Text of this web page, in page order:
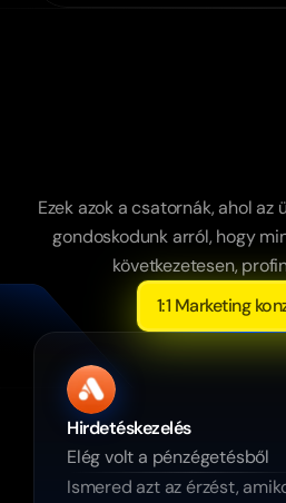
figyelme
Ezek azok a csatornák, ahol az
gondoskodunk arról, hogy
következetesen,
1:1 Marketing
Hirdetéskezelés
Elég volt a pénzégetésből
Ismered azt az érzést,